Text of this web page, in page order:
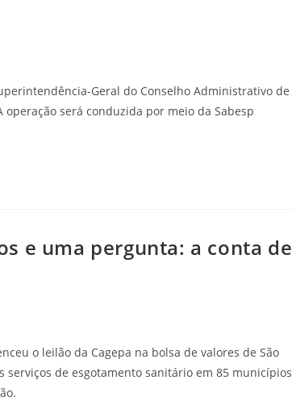
Geral do Conselho Administrativo de
operação será conduzida por meio da Sabesp
e uma pergunta: a conta de
o leilão da Cagepa na bolsa de valores de São
serviços de esgotamento sanitário em 85 municípios